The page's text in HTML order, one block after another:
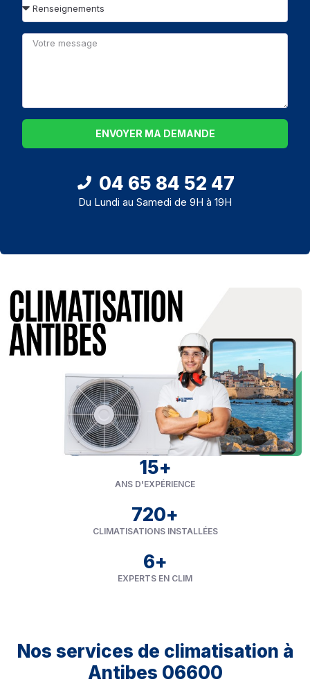
ANS D'EXPÉRIENCE
15+
CLIMATISATIONS INSTALLÉES
720+
EXPERTS EN CLIM
6+
ENVOYER MA DEMANDE
04 65 84 52 47
Du Lundi au Samedi de 9H à 19H
Nos services de climatisation à
Antibes 06600